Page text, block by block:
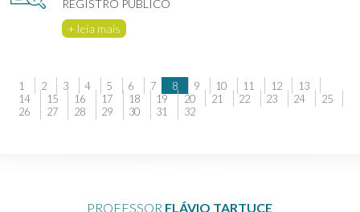
REGISTRO PÚBLICO
+ leia mais
1 2 3 4 5 6 7 8 9 10 11 12
13
14
15 16 17 18 19 20 21 22 23 24
25
26
27 28 29 30 31 32
PROFESSOR FLÁVIO TARTUCE